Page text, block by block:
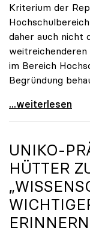
Kriterium der
daher auch nicht
weitreichenderen
im Bereich
Begründung
ORF-
...weiterlesen
UNIKO-
HÜTTER